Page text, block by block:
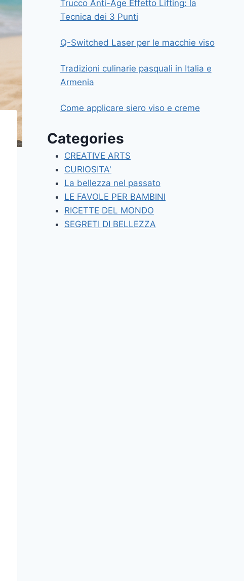
Trucco Anti-Age Effetto Lifting: la
Tecnica dei 3 Punti
Q-Switched Laser per le macchie viso
Tradizioni culinarie pasquali in Italia e
Armenia
Come applicare siero viso e creme
Categories
CREATIVE ARTS
CURIOSITA'
La bellezza nel passato
LE FAVOLE PER BAMBINI
RICETTE DEL MONDO
SEGRETI DI BELLEZZA